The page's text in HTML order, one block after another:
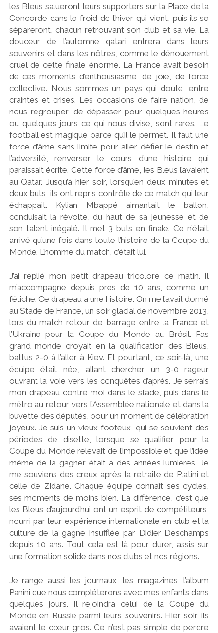
les Bleus salueront leurs supporters sur la Place de la
Concorde dans le froid de l’hiver qui vient, puis ils se
sépareront, chacun retrouvant son club et sa vie. La
douceur de l’automne qatari entrera dans leurs
souvenirs et dans les nôtres, comme le dénouement
cruel de cette finale énorme. La France avait besoin
de ces moments d’enthousiasme, de joie, de force
collective. Nous sommes un pays qui doute, entre
craintes et crises. Les occasions de faire nation, de
nous regrouper, de dépasser pour quelques heures
ou quelques jours ce qui nous divise, sont rares. Le
football est magique parce qu’il le permet. Il faut une
force d’âme sans limite pour aller défier le destin et
l’adversité, renverser le cours d’une histoire qui
paraissait écrite. Cette force d’âme, les Bleus l’avaient
au Qatar. Jusqu’à hier soir, lorsqu’en deux minutes et
deux buts, ils ont repris contrôle de ce match qui leur
échappait. Kylian Mbappé aimantait le ballon,
conduisait la révolte, du haut de sa jeunesse et de
son talent inégalé. Il met 3 buts en finale. Ce n’était
arrivé qu’une fois dans toute l’histoire de la Coupe du
Monde. L’homme du match, c’était lui.
J’ai replié mon petit drapeau tricolore ce matin. Il
m’accompagne depuis près de 10 ans, comme un
fétiche. Ce drapeau a une histoire. On me l’avait donné
au Stade de France, un soir glacial de novembre 2013,
lors du match retour de barrage entre la France et
l’Ukraine pour la Coupe du Monde au Brésil. Pas
grand monde croyait en la qualification des Bleus,
battus 2-0 à l’aller à Kiev. Et pourtant, ce soir-là, une
équipe était née, allant chercher un 3-0 rageur
ouvrant la voie vers les conquêtes d’après. Je serrais
mon drapeau contre moi dans le stade, puis dans le
métro au retour vers l’Assemblée nationale et dans la
buvette des députés, pour un moment de célébration
joyeux. Je suis un vieux footeux, qui se souvient des
périodes de disette, lorsque se qualifier pour la
Coupe du Monde relevait de l’impossible et que l’idée
même de la gagner était à des années lumières. Je
me souviens des creux après la retraite de Platini et
celle de Zidane. Chaque équipe connaît ses cycles,
ses moments de moins bien. La différence, c’est que
les Bleus d’aujourd’hui ont un esprit de compétiteurs,
nourri par leur expérience internationale en club et la
culture de la gagne insufflée par Didier Deschamps
depuis 10 ans. Tout cela est là pour durer, assis sur
une formation solide dans nos clubs et nos régions.
Je range aussi les journaux, les magazines, l’album
Panini que nous compléterons avec mes enfants dans
quelques jours. Il rejoindra celui de la Coupe du
Monde en Russie parmi leurs souvenirs. Hier soir, ils
avaient le cœur gros. Ce n’est pas simple de perdre